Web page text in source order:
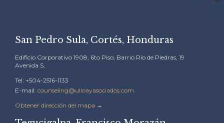
San Pedro Sula, Cortés, Honduras
Edificio Corporativo 1908, 6to Piso, Barrio Río de Piedras, 19
Avenida S,
Tel: +504-2516-1133
E-mail: counseling@ulloayasociados.com
Obtener dirección del mapa →